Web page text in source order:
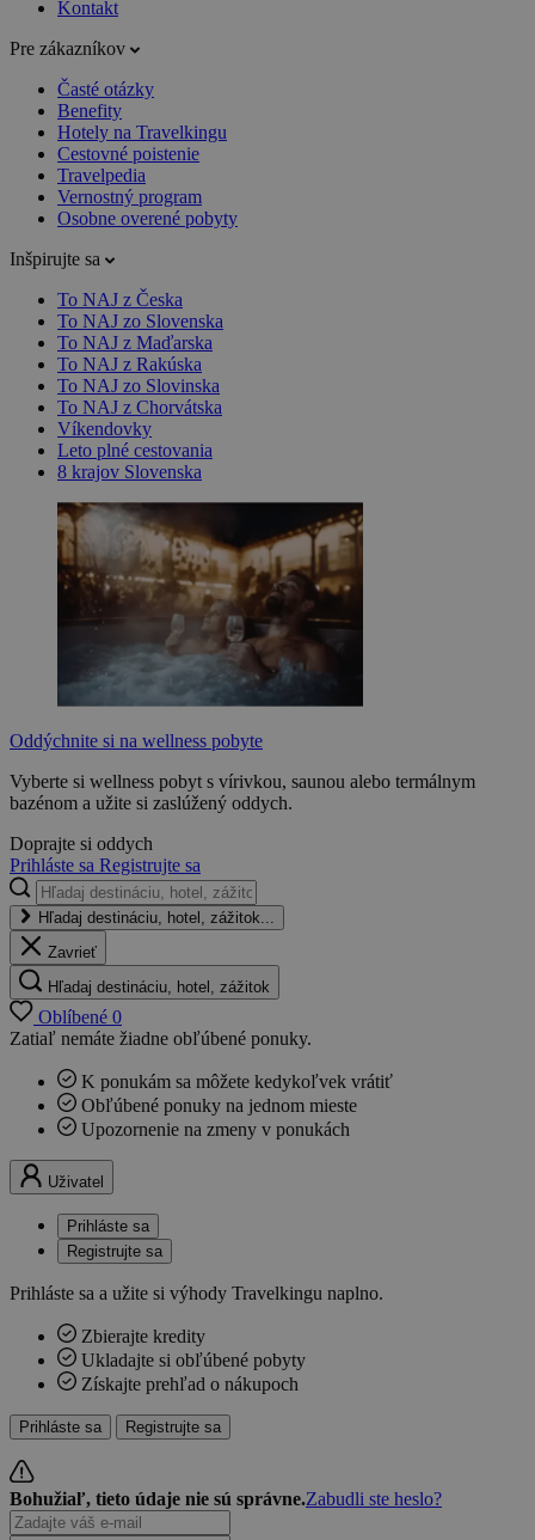
Kontakt
Pre zákazníkov
Časté otázky
Benefity
Hotely na Travelkingu
Cestovné poistenie
Travelpedia
Vernostný program
Osobne overené pobyty
Inšpirujte sa
To NAJ z Česka
To NAJ zo Slovenska
To NAJ z Maďarska
To NAJ z Rakúska
To NAJ zo Slovinska
To NAJ z Chorvátska
Víkendovky
Leto plné cestovania
8 krajov Slovenska
Oddýchnite si na wellness pobyte
Vyberte si wellness pobyt s vírivkou, saunou alebo termálnym
bazénom a užite si zaslúžený oddych.
Doprajte si oddych
Prihláste sa Registrujte sa
Hľadaj destináciu, hotel, zážitok...
Zavrieť
Hľadaj destináciu, hotel, zážitok
Oblíbené 0
Zatiaľ nemáte žiadne obľúbené ponuky.
K ponukám sa môžete kedykoľvek vrátiť
Obľúbené ponuky na jednom mieste
Upozornenie na zmeny v ponukách
Uživatel
Prihláste sa
Registrujte sa
Prihláste sa a užite si výhody Travelkingu naplno.
Zbierajte kredity
Ukladajte si obľúbené pobyty
Získajte prehľad o nákupoch
Prihláste sa Registrujte sa
Bohužiaľ, tieto údaje nie sú správne.Zabudli ste heslo?